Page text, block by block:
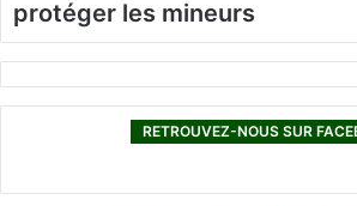
protéger les mineurs
RETROUVEZ-NOUS SUR